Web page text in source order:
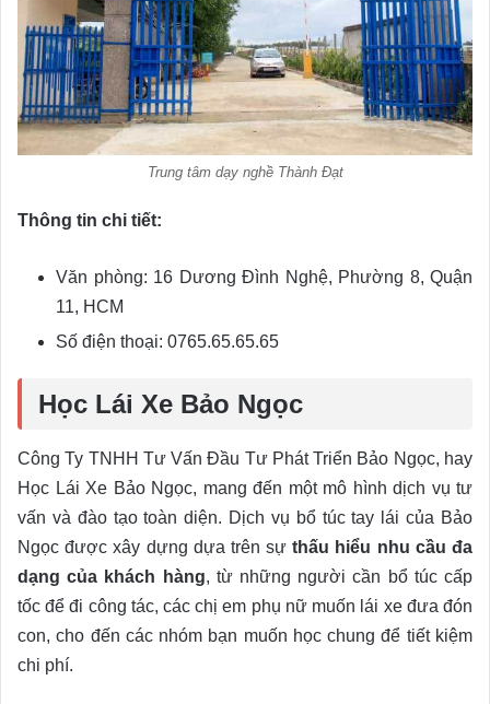
Trung tâm dạy nghề Thành Đạt
Thông tin chi tiết:
Văn phòng: 16 Dương Đình Nghệ, Phường 8, Quận
11, HCM
Số điện thoại: 0765.65.65.65
Học Lái Xe Bảo Ngọc
Công Ty TNHH Tư Vấn Đầu Tư Phát Triển Bảo Ngọc, hay
Học Lái Xe Bảo Ngọc, mang đến một mô hình dịch vụ tư
vấn và đào tạo toàn diện. Dịch vụ bổ túc tay lái của Bảo
Ngọc được xây dựng dựa trên sựthấu hiểu nhu cầu đa
dạng của khách hàng, từ những người cần bổ túc cấp
tốc để đi công tác, các chị em phụ nữ muốn lái xe đưa đón
con, cho đến các nhóm bạn muốn học chung để tiết kiệm
chi phí.